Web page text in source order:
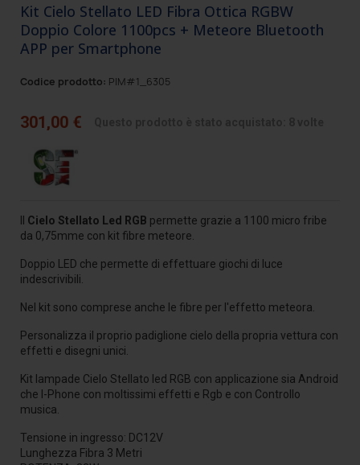
Kit Cielo Stellato LED Fibra Ottica RGBW
Doppio Colore 1100pcs + Meteore Bluetooth
APP per Smartphone
Codice prodotto: PIM#1_6305
301,00 €
Cielo Stellato Led RGB permette grazie a 1100 micro fribe
da 0,75mme con kit fibre meteore.
Doppio LED che permette di effettuare giochi di luce
indescrivibili.
Nel kit sono comprese anche le fibre per l'effetto meteora.
Personalizza il proprio padiglione cielo della propria vettura con
effetti e disegni unici.
Kit lampade Cielo Stellato led RGB con applicazione sia Android
che I-Phone con moltissimi effetti e Rgb e con Controllo
musica.
Tensione in ingresso: DC12V
Lunghezza Fibra 3 Metri